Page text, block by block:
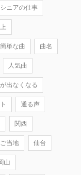
シニアの仕事
簡単な曲 曲名
人気曲
出なくなる
通る声
関西
ご当地 仙台
山